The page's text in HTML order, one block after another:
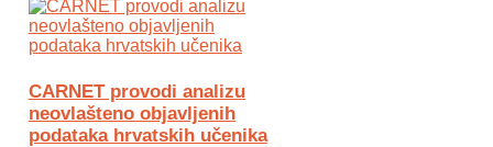
CARNET provodi analizu
neovlašteno objavljenih
podataka hrvatskih učenika